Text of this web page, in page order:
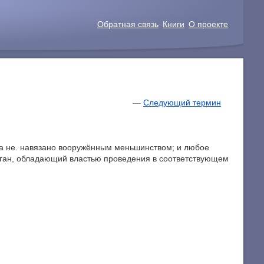
Обратная связь Книги О проекте
—Следующий термин
не. навязано вооружённым меньшинством; и любое
обладающий властью проведения в соответствующем